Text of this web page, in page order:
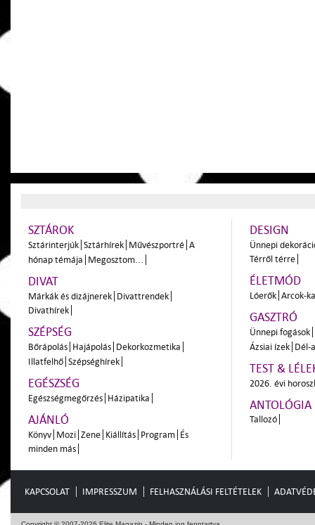
SZTÁROK
Sztárinterjúk Sztárhírek Művészportré A
hónap témája Megosztom...
DIVAT
Márkák és dizájnerek Divattrendek
Divathírek
SZÉPSÉG
Bőrápolás Hajápolás Dekorkozmetika
Illatfelhő Szépséghírek
EGÉSZSÉG
Egészségmegőrzés Házipatika
AJÁNLÓ
Könyv Mozi Zene Kiállítás Program És
minden más
DESIGN
Ünnepi
Térről térre
ÉLETMÓD
Lóerők Arcok-
GASZTRÓ
Ünnepi fogások
Ázsiai ízek Dél-
TEST &
2026. évi
ANTOLÓGIA
Tallozó
KAPCSOLAT IMPRESSZUM FELHASZNÁLÁSI FELTÉTELEK